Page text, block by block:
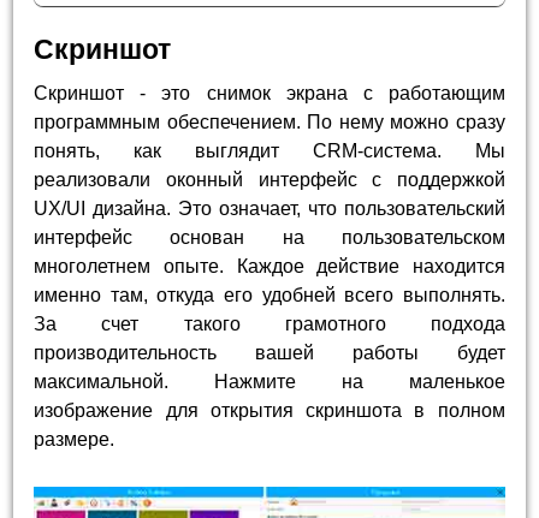
Скриншот
Скриншот - это снимок экрана с работающим
программным обеспечением. По нему можно сразу
понять, как выглядит CRM-система. Мы
реализовали оконный интерфейс с поддержкой
UX/UI дизайна. Это означает, что пользовательский
интерфейс основан на пользовательском
многолетнем опыте. Каждое действие находится
именно там, откуда его удобней всего выполнять.
За счет такого грамотного подхода
производительность вашей работы будет
максимальной. Нажмите на маленькое
изображение для открытия скриншота в полном
размере.